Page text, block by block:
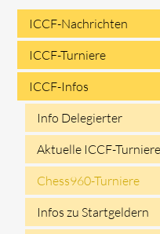
Navigation
überspringen
ICCF-Nachrichten
ICCF-Turniere
ICCF-Infos
Info Delegierter
Aktuelle ICCF-Turniere
Chess960-Turniere
Infos zu Startgeldern